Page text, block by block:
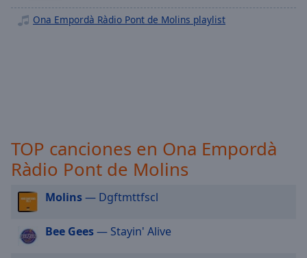
Subtitles
off,
selected
Audio
Track
Picture-
in-
Picture
Ona Empordà Ràdio Pont de Molins playlist
TOP canciones en Ona Empordà
Ràdio Pont de Molins
Molins— Dgftmttfscl
Bee Gees— Stayin' Alive